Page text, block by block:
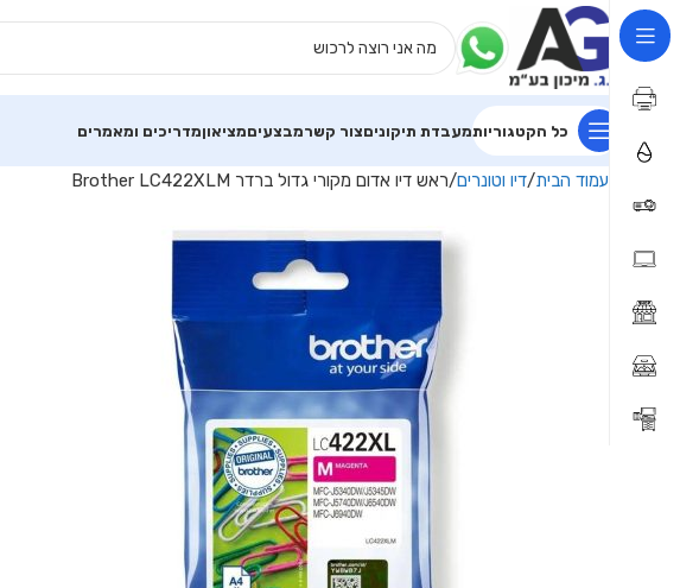
כל הקטגוריותמעבדת תיקוניםצור קשרמבצעיםמציאוןמדריכים ומאמרים
עמוד הבית דיו וטונרים ראש דיו אדום מקורי גדול ברדר Brother LC422XLM